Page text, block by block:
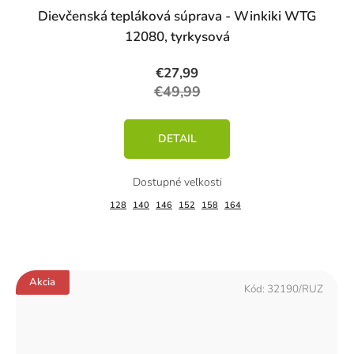
Dievčenská tepláková súprava - Winkiki WTG
12080, tyrkysová
€27,99
€49,99
DETAIL
128 140 146 152 158 164
Akcia Kód: 32190/RUZ